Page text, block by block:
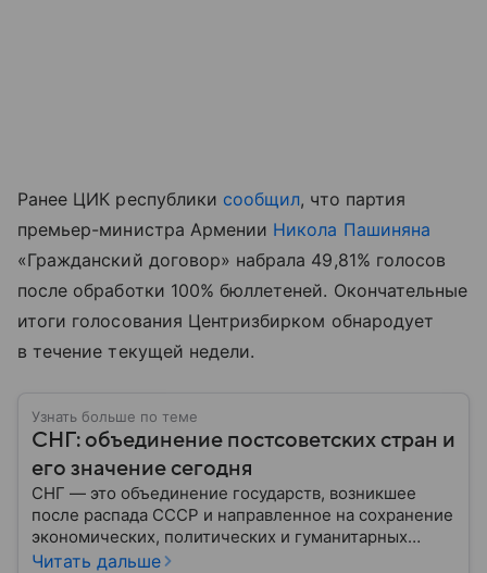
Ранее ЦИК республики сообщил, что партия
премьер-министра Армении Никола Пашиняна
«Гражданский договор» набрала 49,81% голосов
после обработки 100% бюллетеней. Окончательные
итоги голосования Центризбирком обнародует
в течение текущей недели.
Узнать больше по теме
СНГ: объединение постсоветских стран и
его значение сегодня
СНГ — это объединение государств, возникшее
после распада СССР и направленное на сохранение
экономических, политических и гуманитарных
связей между бывшими союзными республиками.
Читать дальше